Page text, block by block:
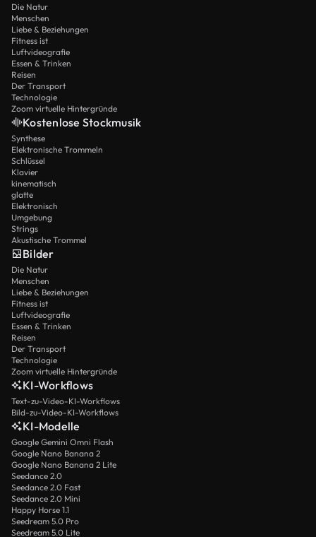
Die Natur
Menschen
Liebe & Beziehungen
Fitness ist
Luftvideografie
Essen & Trinken
Reisen
Der Transport
Technologie
Zoom virtuelle Hintergründe
Kostenlose Stockmusik
Synthese
Elektronische Trommeln
Schlüssel
Klavier
kinematisch
glatte
Elektronisch
Umgebung
Strings
Akustische Trommel
Bilder
Die Natur
Menschen
Liebe & Beziehungen
Fitness ist
Luftvideografie
Essen & Trinken
Reisen
Der Transport
Technologie
Zoom virtuelle Hintergründe
KI-Workflows
Text-zu-Video-KI-Workflows
Bild-zu-Video-KI-Workflows
KI-Modelle
Google Gemini Omni Flash
Google Nano Banana 2
Google Nano Banana 2 Lite
Seedance 2.0
Seedance 2.0 Fast
Seedance 2.0 Mini
Happy Horse 1.1
Seedream 5.0 Pro
Seedream 5.0 Lite